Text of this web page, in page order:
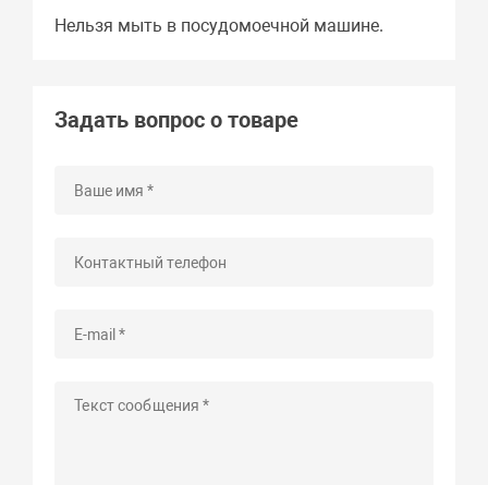
Нельзя мыть в посудомоечной машине.
Задать вопрос о товаре